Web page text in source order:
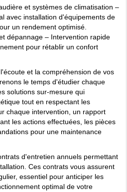
et systèmes de climatisation –
avec installation d'équipements de
un rendement optimisé.
dépannage – Intervention rapide
pour rétablir un confort
et la compréhension de vos
le temps d'étudier chaque
solutions sur-mesure qui
tout en respectant les
chaque intervention, un rapport
les actions effectuées, les pièces
pour une maintenance
d'entretien annuels permettant
Ces contrats vous assurent
essentiel pour anticiper les
optimal de votre